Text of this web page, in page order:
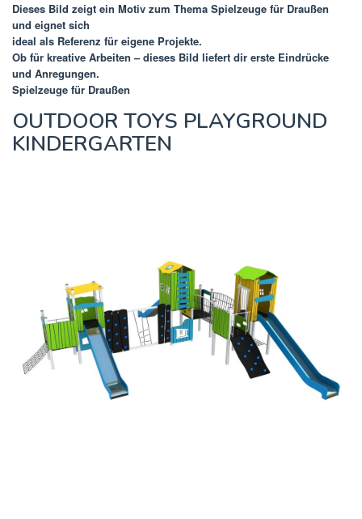
Dieses Bild zeigt ein Motiv zum Thema Spielzeuge für Draußen
und eignet sich
ideal als Referenz für eigene Projekte.
Ob für kreative Arbeiten – dieses Bild liefert dir erste Eindrücke
und Anregungen.
Spielzeuge für Draußen
OUTDOOR TOYS PLAYGROUND
KINDERGARTEN